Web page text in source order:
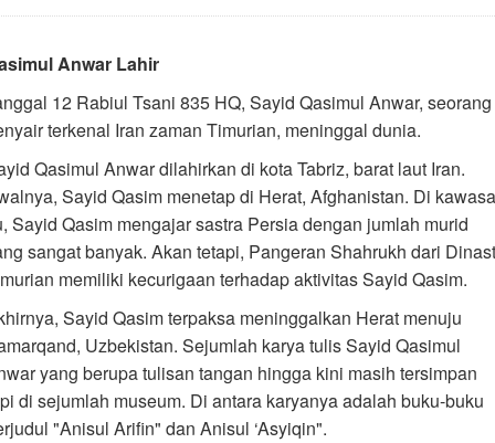
Anwar Lahir
12 Rabiul Tsani 835 HQ, Sayid Qasimul Anwar, seorang
terkenal Iran zaman Timurian, meninggal dunia.
Qasimul Anwar dilahirkan di kota Tabriz, barat laut Iran.
Sayid Qasim menetap di Herat, Afghanistan. Di
Sayid Qasim mengajar sastra Persia dengan jumlah murid
sangat banyak. Akan tetapi, Pangeran Shahrukh dari
memiliki kecurigaan terhadap aktivitas Sayid Qasim.
Sayid Qasim terpaksa meninggalkan Herat menuju
Uzbekistan. Sejumlah karya tulis Sayid Qasimul
yang berupa tulisan tangan hingga kini masih tersimpan
di sejumlah museum. Di antara karyanya adalah buku-buku
"Anisul Arifin" dan Anisul ‘Asyiqin".